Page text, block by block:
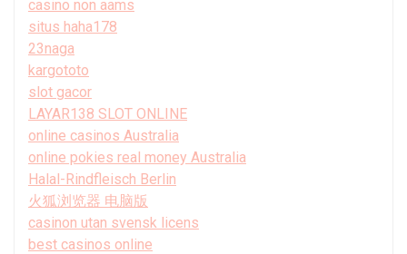
casino non aams
situs haha178
23naga
kargototo
slot gacor
LAYAR138 SLOT ONLINE
online casinos Australia
online pokies real money Australia
Halal-Rindfleisch Berlin
火狐浏览器 电脑版
casinon utan svensk licens
best casinos online